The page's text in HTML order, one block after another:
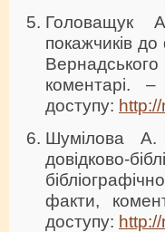
Головащук
покажчиків до
доступу:
Шумілова
довідково-
факти,
доступу: